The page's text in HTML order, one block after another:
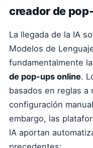
creador de
La llegada de la IA
Modelos de
fundamentalmente
de pop-ups online.
basados en reglas a
configuración
embargo, las
IA aportan